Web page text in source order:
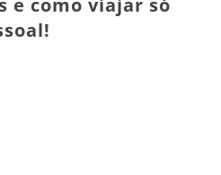
e como viajar só